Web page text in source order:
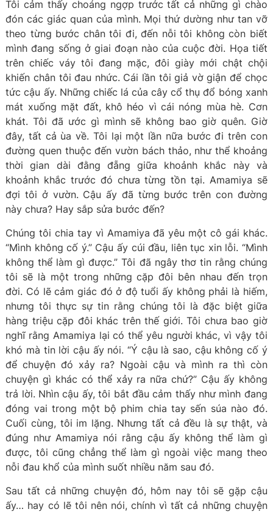
Tôi cảm thấy choáng ngợp trước tất cả những gì chào
đón các giác quan của mình. Mọi thứ dường như tan vỡ
theo từng bước chân tôi đi, đến nỗi tôi không còn biết
mình đang sống ở giai đoạn nào của cuộc đời. Họa tiết
trên chiếc váy tôi đang mặc, đôi giày mới chật chội
khiến chân tôi đau nhức. Cái lần tôi giả vờ giận để chọc
tức cậu ấy. Những chiếc lá của cây cổ thụ đổ bóng xanh
mát xuống mặt đất, khô héo vì cái nóng mùa hè. Cơn
khát. Tôi đã ước gì mình sẽ không bao giờ quên. Giờ
đây, tất cả ùa về. Tôi lại một lần nữa bước đi trên con
đường quen thuộc đến vườn bách thảo, như thể khoảng
thời gian dài đằng đẵng giữa khoảnh khắc này và
khoảnh khắc trước đó chưa từng tồn tại. Amamiya sẽ
đợi tôi ở vườn. Cậu ấy đã từng bước trên con đường
này chưa? Hay sắp sửa bước đến?
Chúng tôi chia tay vì Amamiya đã yêu một cô gái khác.
“Mình không cố ý.” Cậu ấy cúi đầu, liên tục xin lỗi. “Mình
không thể làm gì được.” Tôi đã ngây thơ tin rằng chúng
tôi sẽ là một trong những cặp đôi bên nhau đến trọn
đời. Có lẽ cảm giác đó ở độ tuổi ấy không phải là hiếm,
nhưng tôi thực sự tin rằng chúng tôi là đặc biệt giữa
hàng triệu cặp đôi khác trên thế giới. Tôi chưa bao giờ
nghĩ rằng Amamiya lại có thể yêu người khác, vì vậy tôi
khó mà tin lời cậu ấy nói. “Ý cậu là sao, cậu không cố ý
để chuyện đó xảy ra? Ngoài cậu và mình ra thì còn
chuyện gì khác có thể xảy ra nữa chứ?” Cậu ấy không
trả lời. Nhìn cậu ấy, tôi bắt đầu cảm thấy như mình đang
đóng vai trong một bộ phim chia tay sến súa nào đó.
Cuối cùng, tôi im lặng. Nhưng tất cả đều là sự thật, và
đúng như Amamiya nói rằng cậu ấy không thể làm gì
được, tôi cũng chẳng thể làm gì ngoài việc mang theo
nỗi đau khổ của mình suốt nhiều năm sau đó.
Sau tất cả những chuyện đó, hôm nay tôi sẽ gặp cậu
ấy… hay có lẽ tôi nên nói, chính vì tất cả những chuyện